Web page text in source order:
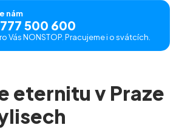
nám
500 600
Vás NONSTOP. Pracujeme i o svátcích.
eternitu v Praze